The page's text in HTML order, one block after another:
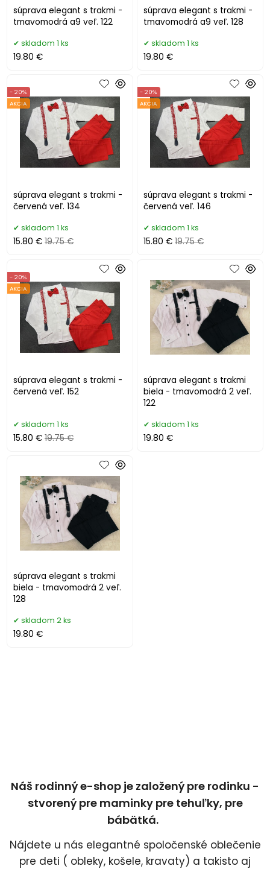
súprava elegant s trakmi -
tmavomodrá a9 veľ. 122
skladom 1 ks
19.80 €
súprava elegant s trakmi -
tmavomodrá a9 veľ. 128
skladom 1 ks
19.80 €
súprava elegant s trakmi -
červená veľ. 134
- 20%
AKCIA
skladom 1 ks
15.80 € 19.75 €
súprava elegant s trakmi -
červená veľ. 146
- 20%
AKCIA
skladom 1 ks
15.80 € 19.75 €
súprava elegant s trakmi -
červená veľ. 152
- 20%
AKCIA
skladom 1 ks
15.80 € 19.75 €
súprava elegant s trakmi
biela - tmavomodrá 2 veľ.
122
skladom 1 ks
19.80 €
súprava elegant s trakmi
biela - tmavomodrá 2 veľ.
128
skladom 2 ks
19.80 €
Náš rodinný e-shop je založený pre rodinku -
stvorený pre maminky pre tehuľky, pre
bábätká.
Nájdete u nás elegantné spoločenské oblečenie
pre deti ( obleky, košele, kravaty) a takisto aj